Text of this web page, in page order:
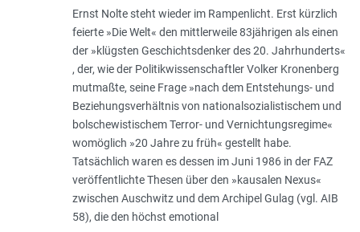
Ernst Nolte steht wieder im Rampenlicht. Erst kürzlich
feierte »Die Welt« den mittlerweile 83jährigen als einen
der »klügsten Geschichtsdenker des 20. Jahrhunderts«
, der, wie der Politikwissenschaftler Volker Kronenberg
mutmaßte, seine Frage »nach dem Entstehungs- und
Beziehungsverhältnis von nationalsozialistischem und
bolschewistischem Terror- und Vernichtungsregime«
womöglich »20 Jahre zu früh« gestellt habe.
Tatsächlich waren es dessen im Juni 1986 in der FAZ
veröffentlichte Thesen über den »kausalen Nexus«
zwischen Auschwitz und dem Archipel Gulag (vgl. AIB
58), die den höchst emotional